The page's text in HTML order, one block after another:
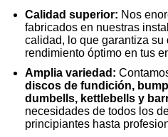
Calidad superior: Nos
fabricados en nuestras
calidad, lo que garantiza
rendimiento óptimo en tus
Amplia variedad:
discos de fundición,
dumbells, kettlebells y
necesidades de todos los
principiantes hasta